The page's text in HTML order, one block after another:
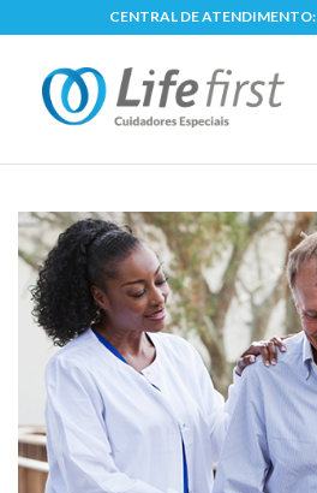
CENTRAL DE ATENDIMENTO: